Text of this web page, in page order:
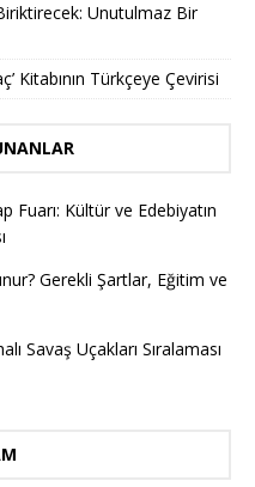
Unutulmaz Bir
Kitabının Türkçeye Çevirisi
Fuarı: Kültür ve Edebiyatın
Gerekli Şartlar, Eğitim ve
Savaş Uçakları Sıralaması